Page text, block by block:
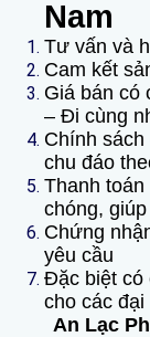
Nam
Tư vấn và
Cam kết
Giá bán có
– Đi cùng
Chính sách
chu đáo
Thanh toán
chóng,
Chứng
yêu cầu
Đặc biệt có
cho các đại
An Lạc